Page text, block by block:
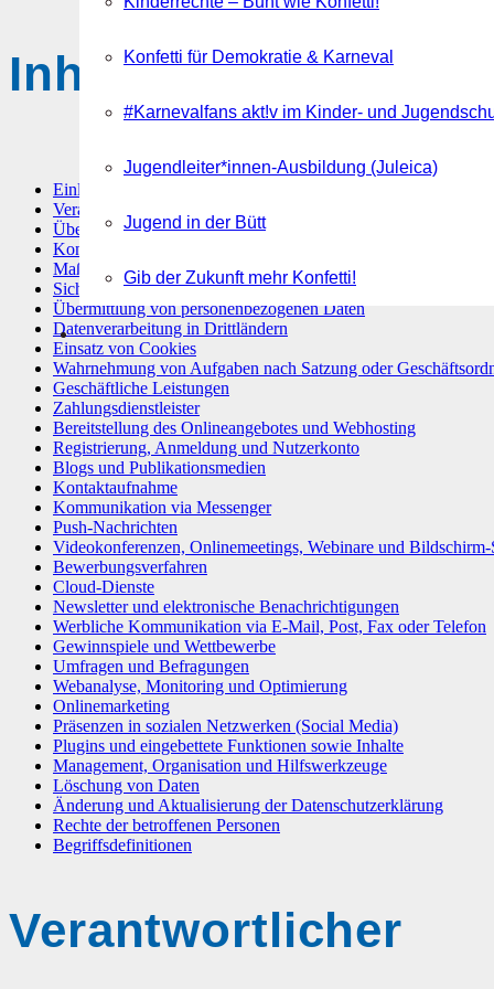
Konfetti für Demokratie & Karneval
#Karnevalfans akt!v im Kinder- und
Jugendleiter*innen-Ausbildung (Juleica)
Jugend in der Bütt
Gib der Zukunft mehr Konfetti!
Inhaltsübersicht
Einleitung
Verantwortlicher
Übersicht der Verarbeitungen
Kontakt Datenschutzbeauftragter
Maßgebliche Rechtsgrundlagen
Sicherheitsmaßnahmen
Übermittlung von personenbezogenen Daten
Datenverarbeitung in Drittländern
Einsatz von Cookies
Wahrnehmung von Aufgaben nach Satzung oder
Geschäftliche Leistungen
Zahlungsdienstleister
Bereitstellung des Onlineangebotes und Webhosting
Registrierung, Anmeldung und Nutzerkonto
Blogs und Publikationsmedien
Kontaktaufnahme
Kommunikation via Messenger
Push-Nachrichten
Videokonferenzen, Onlinemeetings, Webinare und
Bewerbungsverfahren
Cloud-Dienste
Newsletter und elektronische Benachrichtigungen
Werbliche Kommunikation via E-Mail, Post, Fax oder Telefon
Gewinnspiele und Wettbewerbe
Umfragen und Befragungen
Webanalyse, Monitoring und Optimierung
Onlinemarketing
Präsenzen in sozialen Netzwerken (Social Media)
Plugins und eingebettete Funktionen sowie Inhalte
Management, Organisation und Hilfswerkzeuge
Löschung von Daten
Änderung und Aktualisierung der Datenschutzerklärung
Rechte der betroffenen Personen
Begriffsdefinitionen
Verantwortlicher